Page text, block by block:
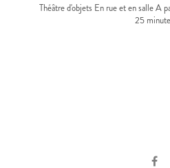
Théâtre d'objets En rue et en salle A
25